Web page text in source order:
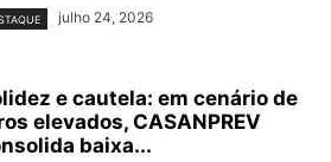
julho 24, 2026
e cautela: em cenário de
elevados, CASANPREV
baixa...